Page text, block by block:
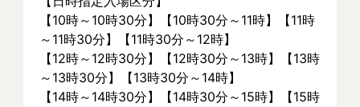
【10時～10時30分】【10時30分～11時】【11時
～11時30分】【11時30分～12時】
【12時～12時30分】【12時30分～13時】【13時
～13時30分】【13時30分～14時】
【14時～14時30分】【14時30分～15時】【15時